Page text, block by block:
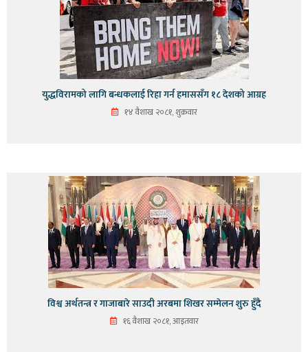
युद्धविरामको लागि बन्धकलाई रिहा गर्न हमाससँग १८ देशको आग्रह
१४ वैशाख २०८१, शुक्रवार
विश्व अर्थतन्त्र र गाजाबारे साउदी अरबमा शिखर सम्मेलन शुरु हुँदै
१६ वैशाख २०८१, आइतवार